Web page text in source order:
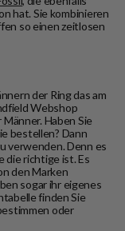
hat. Sie kombinieren
so einen zeitlosen
der Ring das am
Webshop
Männer. Haben Sie
bestellen? Dann
verwenden. Denn es
die richtige ist. Es
den Marken
sogar ihr eigenes
finden Sie
oder